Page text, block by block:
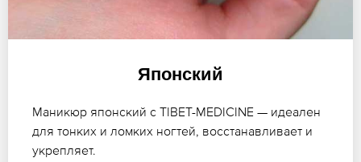
Японский
Маникюр японский с TIBET-MEDICINE — идеален
для тонких и ломких ногтей, восстанавливает и
укрепляет.